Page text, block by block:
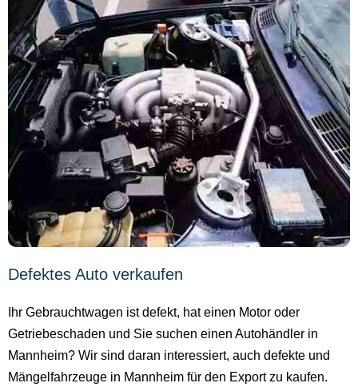
Defektes Auto verkaufen
Ihr Gebrauchtwagen ist defekt, hat einen Motor oder
Getriebeschaden und Sie suchen einen Autohändler in
Mannheim? Wir sind daran interessiert, auch defekte und
Mängelfahrzeuge in Mannheim für den Export zu kaufen.